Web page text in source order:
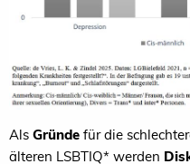
Als Gründe für die
älteren LSBTIQ* werden